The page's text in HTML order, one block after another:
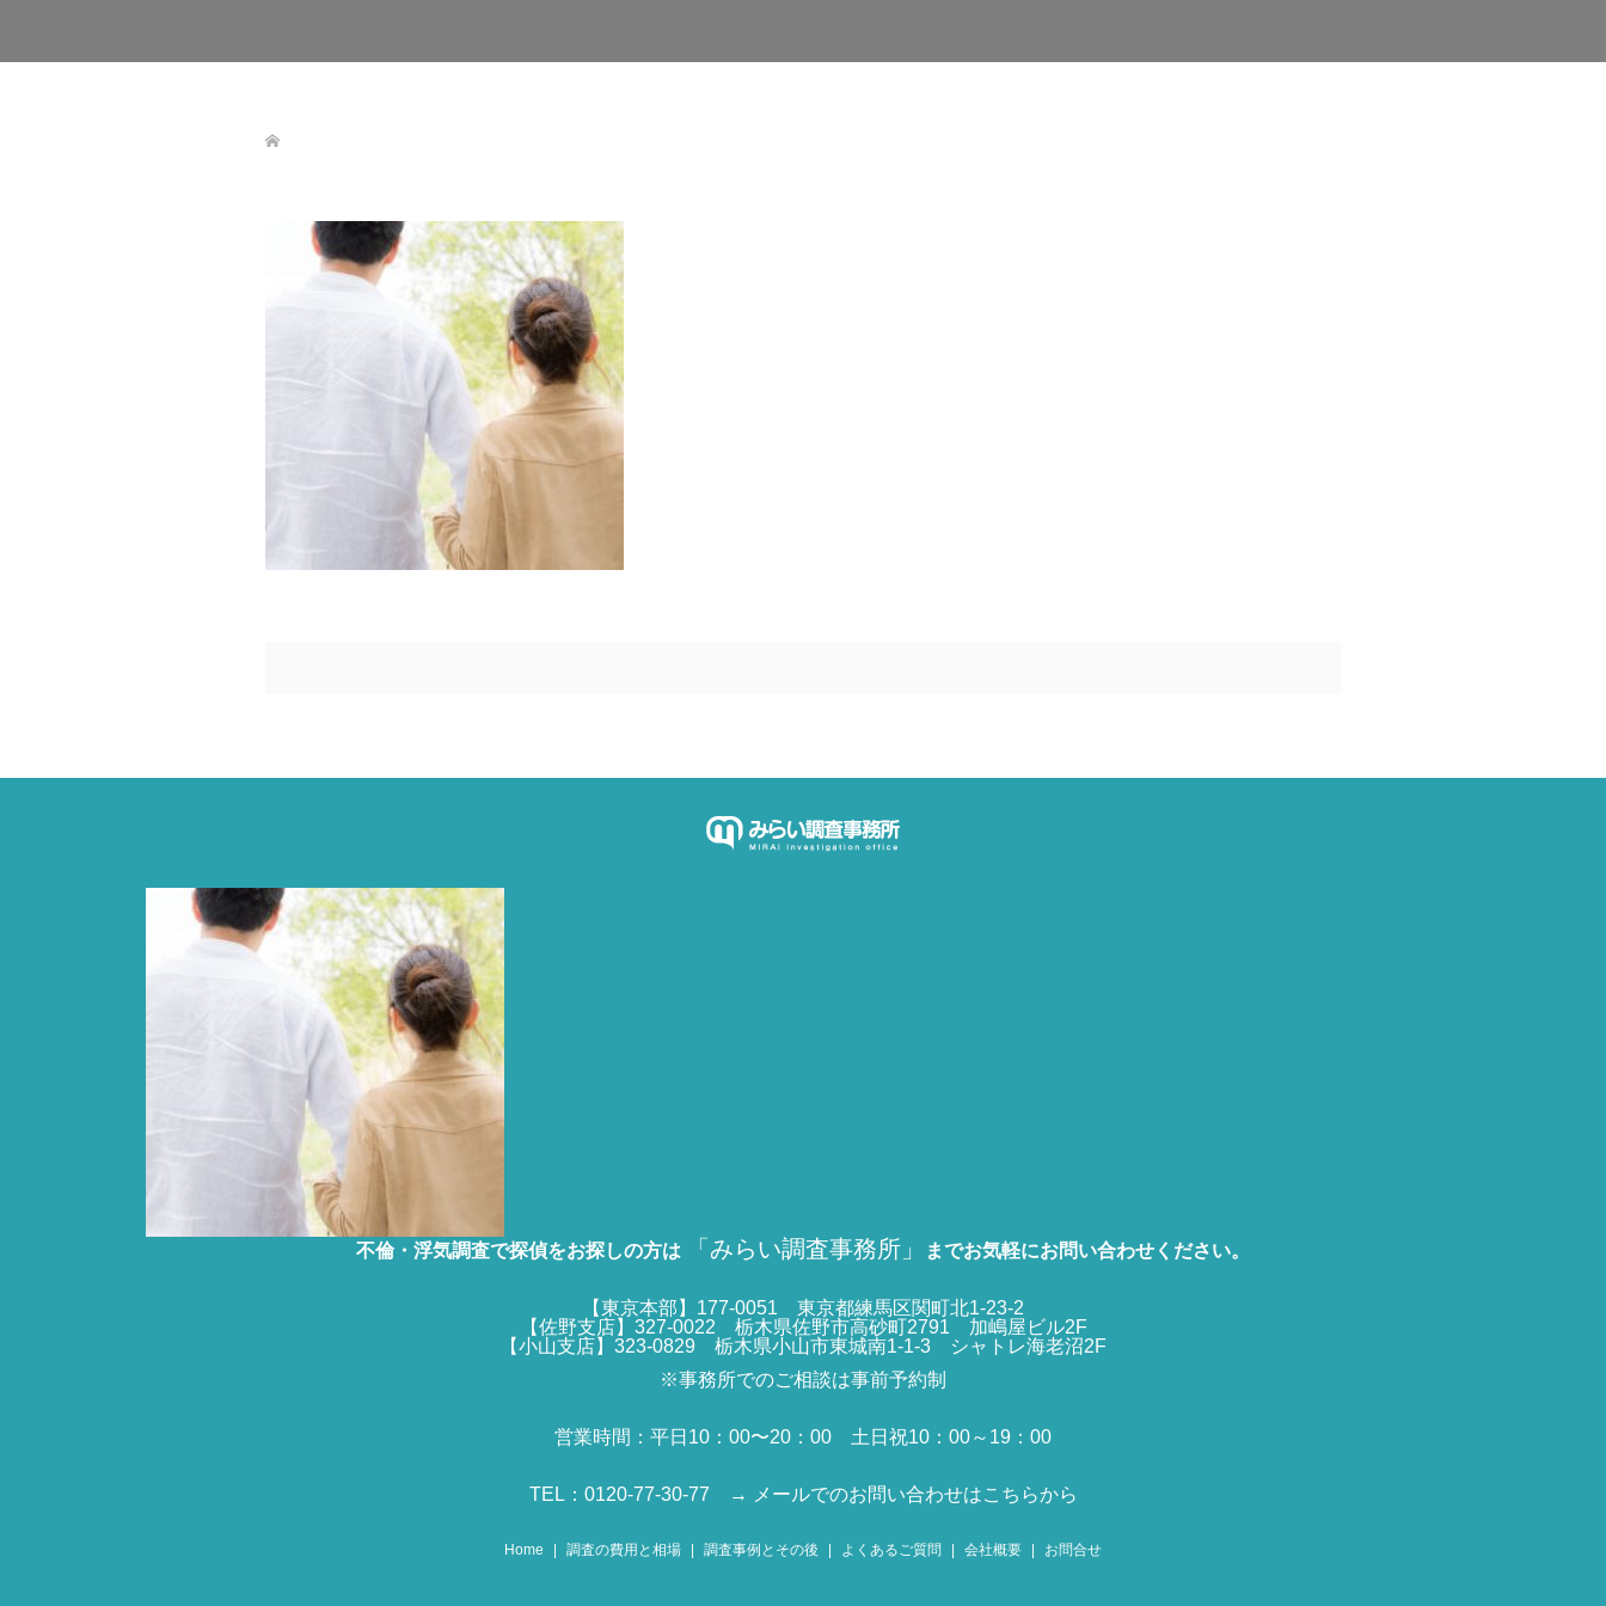
不倫・浮気調査で探偵をお探しの方は 「みらい調査事務所」 までお気軽にお問い合わせください。
【東京本部】177-0051 東京都練馬区関町北1-23-2
【佐野支店】327-0022 栃木県佐野市高砂町2791 加嶋屋ビル2F
【小山支店】323-0829 栃木県小山市東城南1-1-3 シャトレ海老沼2F
※事務所でのご相談は事前予約制
営業時間：平日10：00〜20：00 土日祝10：00～19：00
TEL：0120-77-30-77 → メールでのお問い合わせはこちらから
Home 調査の費用と相場 調査事例とその後 よくあるご質問 会社概要 お問合せ